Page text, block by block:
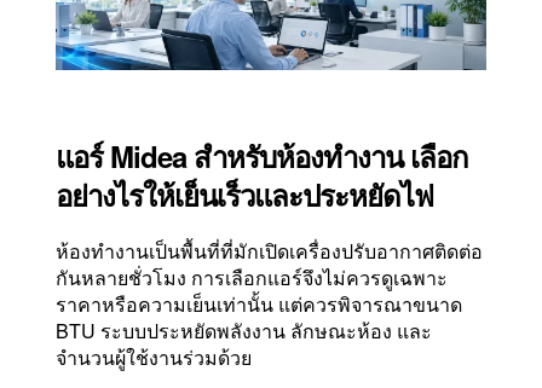
แอร์ Midea สำหรับห้องทำงาน เลือก
อย่างไรให้เย็นเร็วและประหยัดไฟ
ห้องทำงานเป็นพื้นที่ที่มักเปิดเครื่องปรับอากาศติดต่อ
กันหลายชั่วโมง การเลือกแอร์จึงไม่ควรดูเฉพาะ
ราคาหรือความเย็นเท่านั้น แต่ควรพิจารณาขนาด
BTU ระบบประหยัดพลังงาน ลักษณะห้อง และ
จำนวนผู้ใช้งานร่วมด้วย